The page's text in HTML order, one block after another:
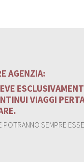
AGENZIA:
VIAGGI
POTRANNO SEMPRE